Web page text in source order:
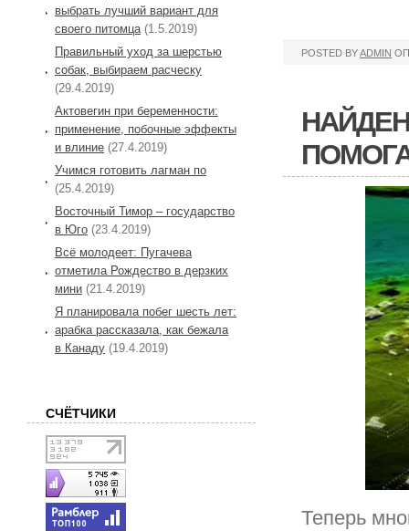
POSTED BYADMIN
Теперь
выбрать лучший вариант для
своего питомца (1.5.2019)
Правильный уход за шерстью
собак, выбираем расческу
(29.4.2019)
Актовегин при беременности:
применение, побочные эффекты
и влиние (27.4.2019)
Учимся готовить лагман по
(25.4.2019)
Восточный Тимор – государство
в Юго (23.4.2019)
Всё молодеет: Пугачева
отметила Рождество в дерзких
мини (21.4.2019)
Я планировала побег шесть лет:
арабка рассказала, как бежала
в Канаду (19.4.2019)
СЧЁТЧИКИ